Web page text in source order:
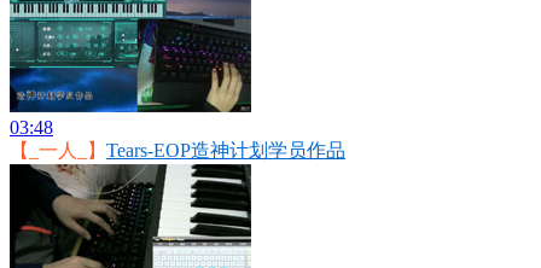
03:48
【_一人_】 Tears-EOP造神计划学员作品